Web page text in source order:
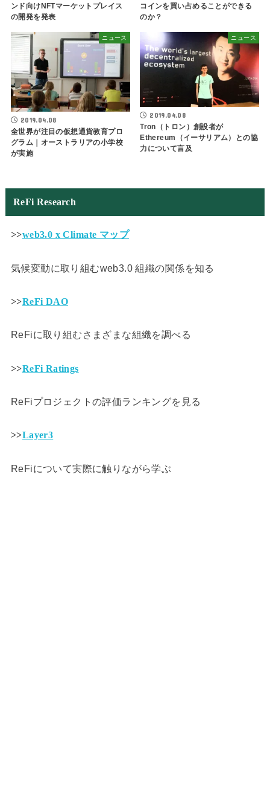
ンド向けNFTマーケットプレイス
の開発を発表
コインを買い占めることができる
のか？
ニュース
2019.04.08
全世界が注目の仮想通貨教育プロ
グラム｜オーストラリアの小学校
が実施
ニュース
2019.04.08
Tron（トロン）創設者が
Ethereum（イーサリアム）との協
力について言及
ReFi Research
>>web3.0 x Climate マップ
気候変動に取り組むweb3.0 組織の関係を知る
>>ReFi DAO
ReFiに取り組むさまざまな組織を調べる
>>ReFi Ratings
ReFiプロジェクトの評価ランキングを見る
>>Layer3
ReFiについて実際に触りながら学ぶ